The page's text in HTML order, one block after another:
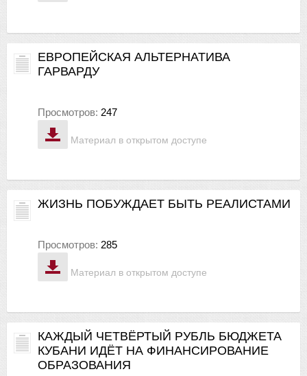
Материал в открытом доступе
ЕВРОПЕЙСКАЯ АЛЬТЕРНАТИВА
ГАРВАРДУ
Просмотров: 247
Материал в открытом доступе
ЖИЗНЬ ПОБУЖДАЕТ БЫТЬ РЕАЛИСТАМИ
Просмотров: 285
КАЖДЫЙ ЧЕТВЁРТЫЙ РУБЛЬ БЮДЖЕТА
КУБАНИ ИДЁТ НА ФИНАНСИРОВАНИЕ
ОБРАЗОВАНИЯ